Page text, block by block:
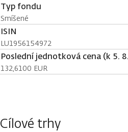
Typ fondu
Smíšené
ISIN
LU1956154972
Poslední jednotková cena (k 5.
132,6100 EUR
Cílové trhy